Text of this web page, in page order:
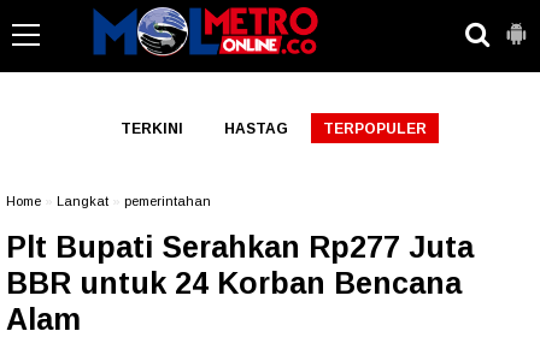
TERKINI HASTAG TERPOPULER
Home Langkat pemerintahan
Plt Bupati Serahkan Rp277 Juta
BBR untuk 24 Korban Bencana
Alam